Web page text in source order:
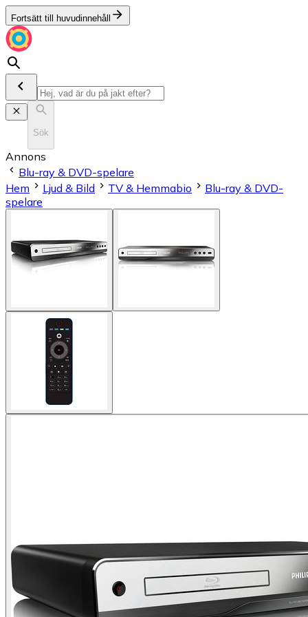
Fortsätt till huvudinnehåll
Sök
Annons
Blu-ray & DVD-spelare
Hem
Ljud & Bild TV & Hemmabio
Blu-ray & DVD-
spelare